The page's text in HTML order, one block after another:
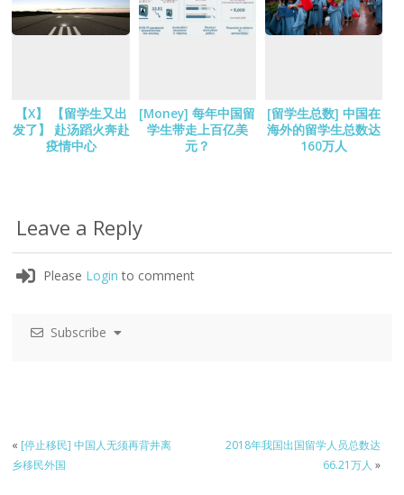
【X】 【留学生又出
发了】 赴汤蹈火奔赴
疫情中心
[Money] 每年中国留
学生带走上百亿美
元？
[留学生总数] 中国在
海外的留学生总数达
160万人
Leave a Reply
Please Login to comment
Subscribe
« [停止移民] 中国人无须再背井离
乡移民外国
2018年我国出国留学人员总数达
66.21万人 »